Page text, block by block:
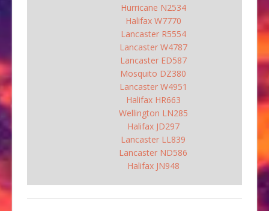
Hurricane N2534
Halifax W7770
Lancaster R5554
Lancaster W4787
Lancaster ED587
Mosquito DZ380
Lancaster W4951
Halifax HR663
Wellington LN285
Halifax JD297
Lancaster LL839
Lancaster ND586
Halifax JN948